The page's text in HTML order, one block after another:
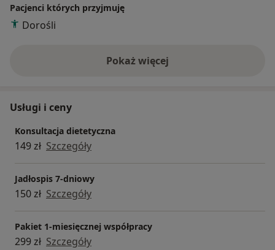
Pacjenci których przyjmuję
Dorośli
Pokaż więcejo doświadczeniu
Usługi i ceny
Konsultacja dietetyczna
149 zł Szczegóły
Jadłospis 7-dniowy
150 zł Szczegóły
Pakiet 1-miesięcznej współpracy
299 zł Szczegóły